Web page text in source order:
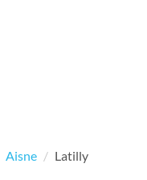
Aisne Latilly